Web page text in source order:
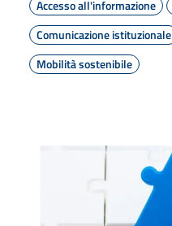
Accesso all'informazione
Comunicazione istituzionale
Mobilità sostenibile